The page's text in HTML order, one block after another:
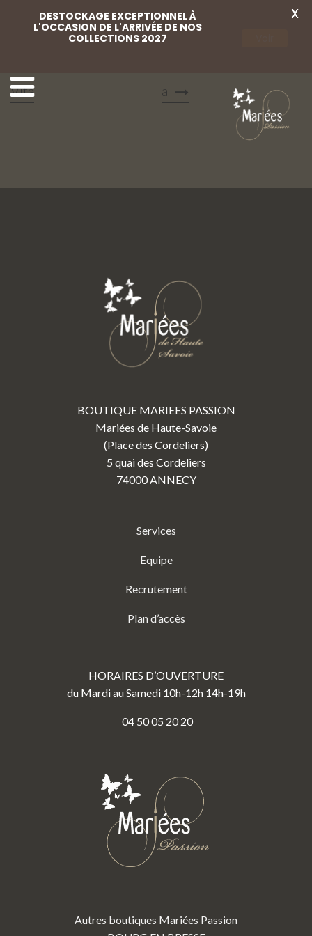
Vita
a
BOUTIQUE MARIEES PASSION
Mariées de Haute-Savoie
(Place des Cordeliers)
5 quai des Cordeliers
74000 ANNECY
Services
Equipe
Recrutement
Plan d’accès
HORAIRES D’OUVERTURE
du Mardi au Samedi 10h-12h 14h-19h
04 50 05 20 20
Autres boutiques Mariées Passion
DESTOCKAGE EXCEPTIONNEL À
L'OCCASION DE L'ARRIVÉE DE NOS
COLLECTIONS 2027
X